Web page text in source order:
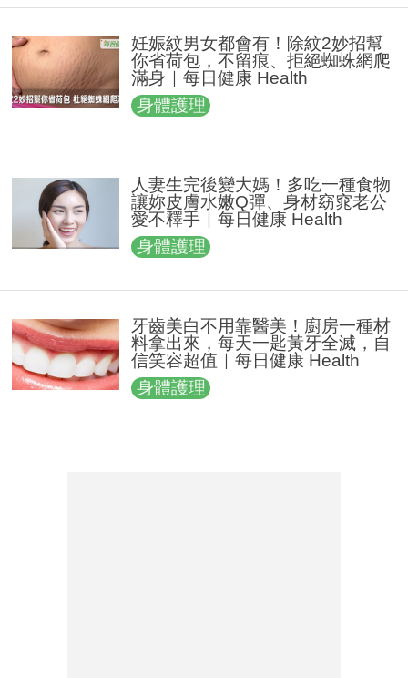
妊娠紋男女都會有！除紋2妙招幫
你省荷包，不留痕、拒絕蜘蛛網爬
滿身｜每日健康 Health
身體護理
人妻生完後變大媽！多吃一種食物
讓妳皮膚水嫩Q彈、身材窈窕老公
愛不釋手｜每日健康 Health
身體護理
牙齒美白不用靠醫美！廚房一種材
料拿出來，每天一匙黃牙全滅，自
信笑容超值｜每日健康 Health
身體護理